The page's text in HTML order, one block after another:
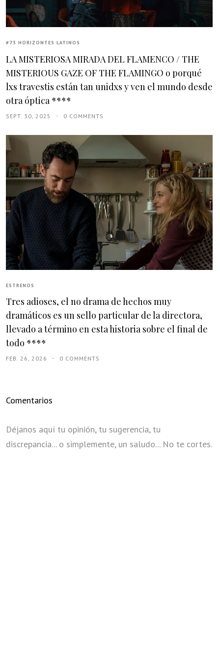
#73 HORIZONTES LATINOS
LA MISTERIOSA MIRADA DEL FLAMENCO / THE
MISTERIOUS GAZE OF THE FLAMINGO o porqué
lxs travestis están tan unidxs y ven el mundo desde
otra óptica ****
SEPT. 30, 2025 0 COMMENTS
ESTRENOS
Tres adioses, el no drama de hechos muy
dramáticos es un sello particular de la directora,
llevado a término en esta historia sobre el final de
todo ****
FEB. 26, 2026 0 COMMENTS
Comentarios
Déjanos aquí tu opinión, tu sugerencia, tu
discrepancia... o simplemente, un saludo... No te cortes.